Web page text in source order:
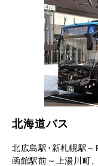
北海道バス
北広島駅･新札幌駅
函館駅前～上湯川町